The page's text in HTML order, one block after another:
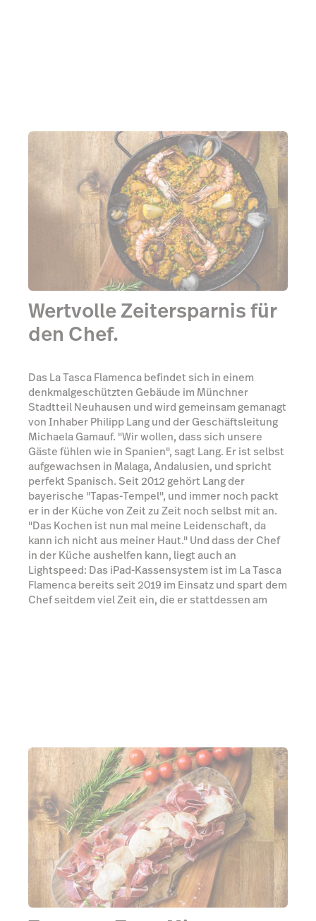
Wertvolle Zeitersparnis für
den Chef.
Das La Tasca Flamenca befindet sich in einem
denkmalgeschützten Gebäude im Münchner
Stadtteil Neuhausen und wird gemeinsam gemanagt
von Inhaber Philipp Lang und der Geschäftsleitung
Michaela Gamauf. "Wir wollen, dass sich unsere
Gäste fühlen wie in Spanien", sagt Lang. Er ist selbst
aufgewachsen in Malaga, Andalusien, und spricht
perfekt Spanisch. Seit 2012 gehört Lang der
bayerische "Tapas-Tempel", und immer noch packt
er in der Küche von Zeit zu Zeit noch selbst mit an.
"Das Kochen ist nun mal meine Leidenschaft, da
kann ich nicht aus meiner Haut." Und dass der Chef
in der Küche aushelfen kann, liegt auch an
Lightspeed: Das iPad-Kassensystem ist im La Tasca
Flamenca bereits seit 2019 im Einsatz und spart dem
Chef seitdem viel Zeit ein, die er stattdessen am